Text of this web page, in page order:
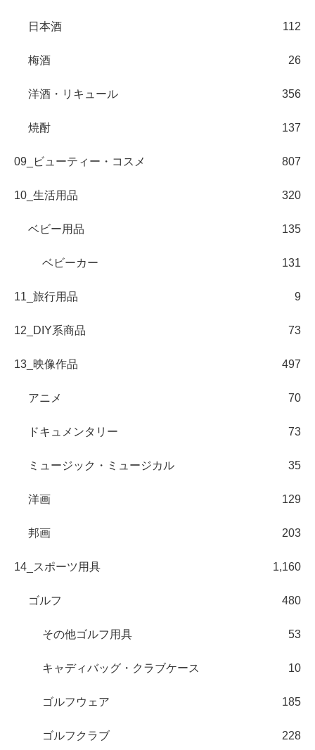
日本酒 112
梅酒 26
洋酒・リキュール 356
焼酎 137
09_ビューティー・コスメ 807
10_生活用品 320
ベビー用品 135
ベビーカー 131
11_旅行用品 9
12_DIY系商品 73
13_映像作品 497
アニメ 70
ドキュメンタリー 73
ミュージック・ミュージカル 35
洋画 129
邦画 203
14_スポーツ用具 1,160
ゴルフ 480
その他ゴルフ用具 53
キャディバッグ・クラブケース 10
ゴルフウェア 185
ゴルフクラブ 228